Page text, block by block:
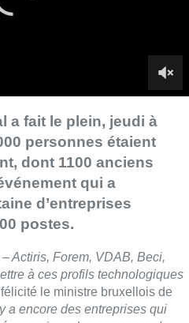
postes.
félicité le ministre bruxellois de
a encore des entreprises qui
les annonces de
“le début d’un processus
de commerce bruxelloise Beci,
refuser de nombreuses
il y a plus d’emplois à
Et ce, dans une immense
le travailleur qui a la
.”
pour leur expertise
faire et leur expérience,